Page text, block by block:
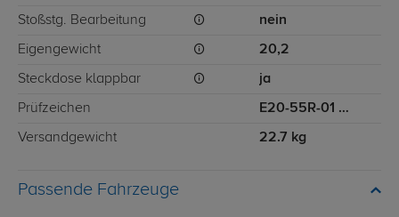
Stoßstg. Bearbeitung nein
Eigengewicht 20,2
Steckdose klappbar ja
Prüfzeichen E20-55R-01 4934
Versandgewicht 22.7 kg
Passende Fahrzeuge